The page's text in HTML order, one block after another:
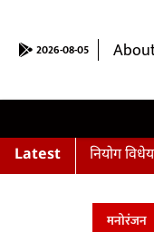
2026-08-05
Latest
विधेयक
मनोरंजन